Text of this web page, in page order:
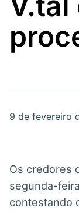
9 de fevereiro
Os credores
segunda-
contestando